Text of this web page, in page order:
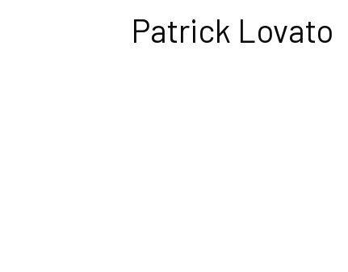
Patrick Lovato